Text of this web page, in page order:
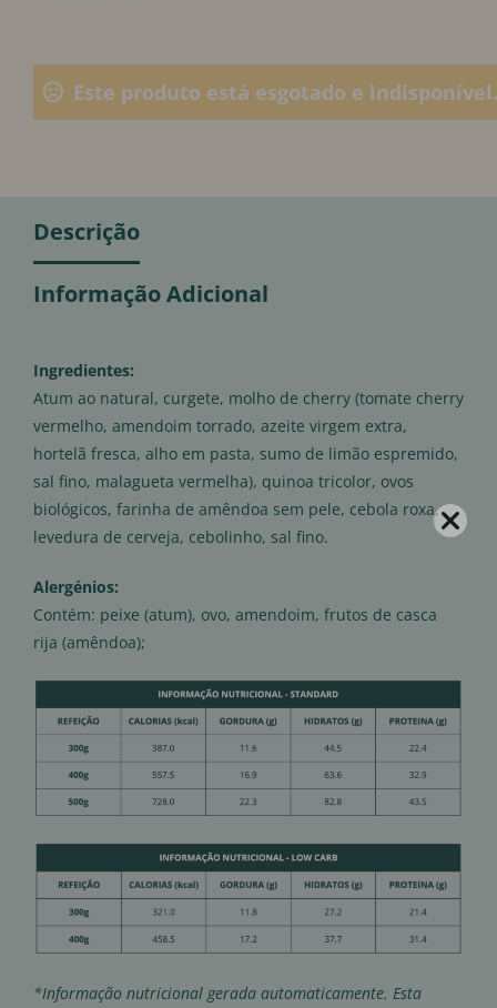
Este produto está esgotado e indisponível.
Descrição
Informação Adicional
Ingredientes:
Atum ao natural, curgete, molho de cherry (tomate cherry
vermelho, amendoim torrado, azeite virgem extra,
hortelã fresca, alho em pasta, sumo de limão espremido,
sal fino, malagueta vermelha), quinoa tricolor, ovos
biológicos, farinha de amêndoa sem pele, cebola roxa,
levedura de cerveja, cebolinho, sal fino.
Alergénios:
Contém: peixe (atum), ovo, amendoim, frutos de casca
rija (amêndoa);
*Informação nutricional gerada automaticamente. Esta